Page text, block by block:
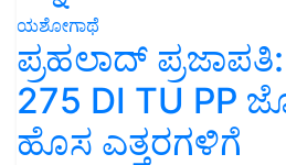
ಯಶೋಗಾಥೆ
ಪ್ರಹಲಾದ್
275 DI TU PP
ಹೊಸ ಎತ್ತರಗಳಿಗೆ